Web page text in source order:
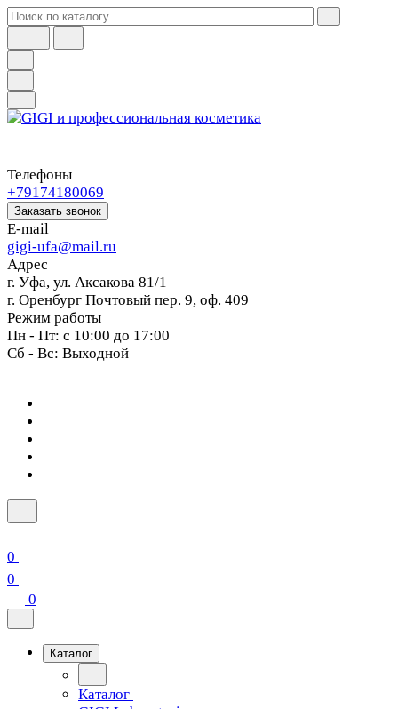
Телефоны
+79174180069
Заказать звонок
E-mail
gigi-ufa@mail.ru
Адрес
г. Уфа, ул. Аксакова 81/1
г. Оренбург Почтовый пер. 9, оф. 409
Режим работы
Пн - Пт: с 10:00 до 17:00
Сб - Вс: Выходной
0
0
0
Каталог
Каталог